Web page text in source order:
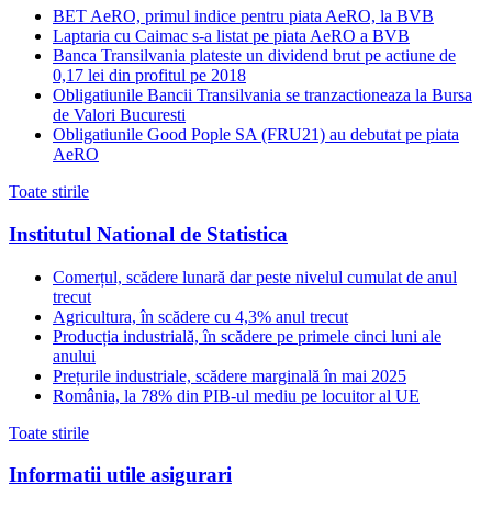
BET AeRO, primul indice pentru piata AeRO, la BVB
Laptaria cu Caimac s-a listat pe piata AeRO a BVB
Banca Transilvania plateste un dividend brut pe actiune de
0,17 lei din profitul pe 2018
Obligatiunile Bancii Transilvania se tranzactioneaza la Bursa
de Valori Bucuresti
Obligatiunile Good Pople SA (FRU21) au debutat pe piata
AeRO
Toate stirile
Institutul National de Statistica
Comerțul, scădere lunară dar peste nivelul cumulat de anul
trecut
Agricultura, în scădere cu 4,3% anul trecut
Producția industrială, în scădere pe primele cinci luni ale
anului
Prețurile industriale, scădere marginală în mai 2025
România, la 78% din PIB-ul mediu pe locuitor al UE
Toate stirile
Informatii utile asigurari